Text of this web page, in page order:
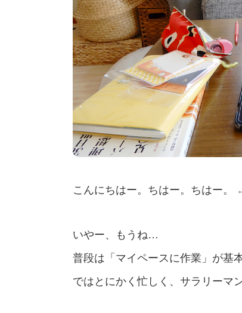
こんにちはー。ちはー。ちはー。
いやー、もうね…
普段は「マイペースに作業」が基
ではとにかく忙しく、サラリーマ